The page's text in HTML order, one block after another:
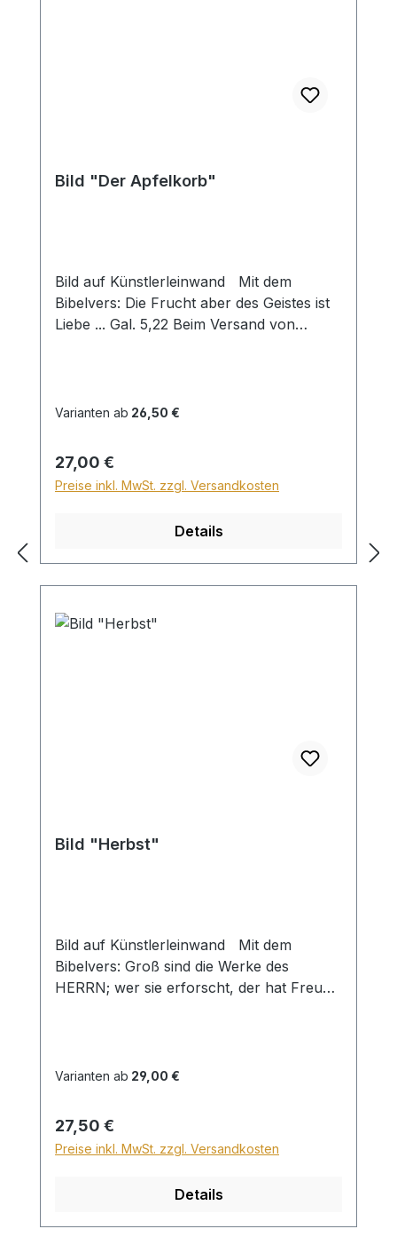
Bild "Der Apfelkorb"
Bild auf Künstlerleinwand Mit dem
Bibelvers: Die Frucht aber des Geistes ist
Liebe ... Gal. 5,22 Beim Versand von
Sperrgut in Höhe von 28,99€ berechnet.
Sperrgutzuschlag 30€.
Varianten ab 26,50 €
Regulärer Preis:
27,00 €
Preise inkl. MwSt. zzgl. Versandkosten
Details
Bild "Herbst"
Bild auf Künstlerleinwand Mit dem
Bibelvers: Groß sind die Werke des
HERRN; wer sie erforscht, der hat Freude
innerhalb Deutschlands ein Zuschlag für
Für den Versand ins Ausland beträgt der
Sperrgutzuschlag 30€.
Varianten ab 29,00 €
Regulärer Preis:
27,50 €
Preise inkl. MwSt. zzgl. Versandkosten
Details